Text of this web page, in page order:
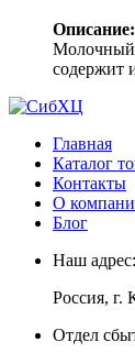
Описание:
Молочный
содержит
Главная
Каталог
Контакты
О
Блог
Наш адрес:
Россия, г.
Отдел